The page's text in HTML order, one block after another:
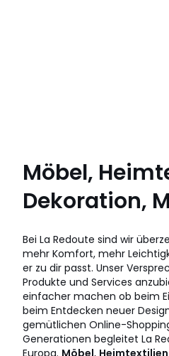
Möbel,
Dekoration,
Bei La Redoute sind wir
mehr Komfort, mehr
er zu dir passt. Unser
Produkte und Services
einfacher machen ob beim
beim Entdecken neuer
gemütlichen Online-
Generationen begleitet La
Europa. Möbel, Heimtextilien